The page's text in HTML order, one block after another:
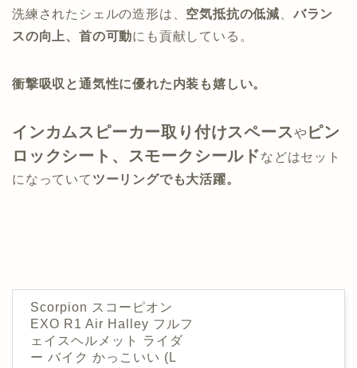
洗練されたシェルの造形は、 空気抵抗の低減
バラン
スの向上、首の可動にも貢献している。
衝撃吸収と通気性に優れた内装も嬉しい。
インカムスピーカー取り付けスペースや ピン
ロックシート、スモークシールドなどはセット
になっていて ツーリングでも大活躍。
Scorpion スコーピオン
EXO R1 Air Halley フルフ
ェイスヘルメット ライダ
ー バイク かっこいい (L